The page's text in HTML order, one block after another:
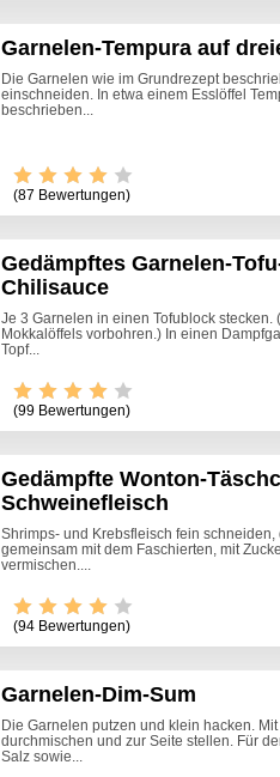
Garnelen-Tempura auf
Die Garnelen wie im Grundrezept
einschneiden. In etwa einem Esslöffel
beschrieben...
(87 Bewertungen)
Gedämpftes Garnelen-
Chilisauce
Je 3 Garnelen in einen Tofublock
Mokkalöffels vorbohren.) In einen
Topf...
(99 Bewertungen)
Gedämpfte Wonton-
Schweinefleisch
Shrimps- und Krebsfleisch fein
gemeinsam mit dem Faschierten, mit
vermischen....
(94 Bewertungen)
Garnelen-Dim-Sum
Die Garnelen putzen und klein hacken.
durchmischen und zur Seite stellen. Für
Salz sowie...
Beete